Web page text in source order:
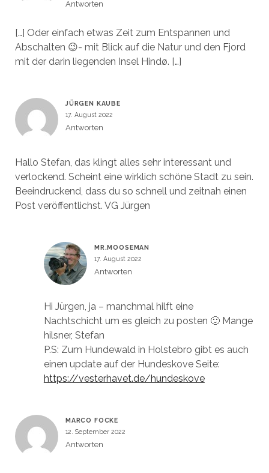
Antworten
[…] Oder einfach etwas Zeit zum Entspannen und
Abschalten 😉- mit Blick auf die Natur und den Fjord
mit der darin liegenden Insel Hindø. […]
JÜRGEN KAUBE
17. August 2022
Antworten
Hallo Stefan, das klingt alles sehr interessant und
verlockend. Scheint eine wirklich schöne Stadt zu sein.
Beeindruckend, dass du so schnell und zeitnah einen
Post veröffentlichst. VG Jürgen
MR.MOOSEMAN
17. August 2022
Antworten
Hi Jürgen, ja – manchmal hilft eine
Nachtschicht um es gleich zu posten 🙂 Mange
hilsner, Stefan
P.S: Zum Hundewald in Holstebro gibt es auch
einen update auf der Hundeskove Seite:
https://vesterhavet.de/hundeskove
MARCO FOCKE
12. September 2022
Antworten